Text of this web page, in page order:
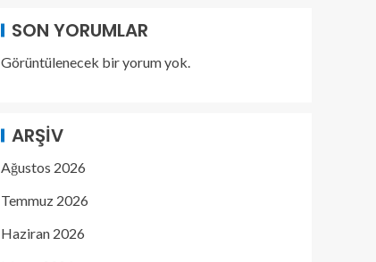
SON YORUMLAR
Görüntülenecek bir yorum yok.
ARŞIV
Ağustos 2026
Temmuz 2026
Haziran 2026